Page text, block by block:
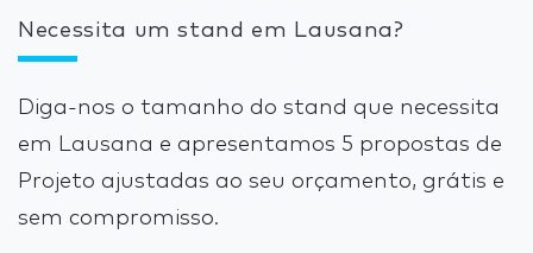
Necessita um stand em Lausana?
Diga-nos o tamanho do stand que necessita
em Lausana e apresentamos 5 propostas de
Projeto ajustadas ao seu orçamento, grátis e
sem compromisso.